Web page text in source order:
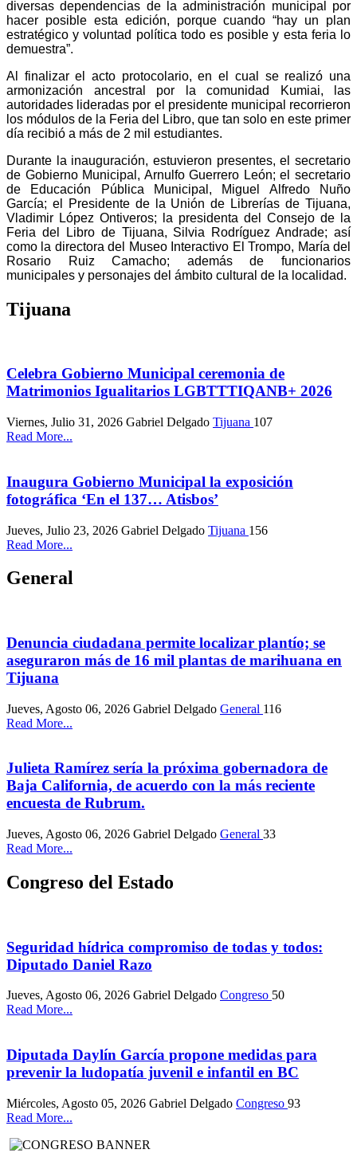
diversas dependencias de la administración municipal por
hacer posible esta edición, porque cuando “hay un plan
estratégico y voluntad política todo es posible y esta feria lo
demuestra”.
Al finalizar el acto protocolario, en el cual se realizó una
armonización ancestral por la comunidad Kumiai, las
autoridades lideradas por el presidente municipal recorrieron
los módulos de la Feria del Libro, que tan solo en este primer
día recibió a más de 2 mil estudiantes.
Durante la inauguración, estuvieron presentes, el secretario
de Gobierno Municipal, Arnulfo Guerrero León; el secretario
de Educación Pública Municipal, Miguel Alfredo Nuño
García; el Presidente de la Unión de Librerías de Tijuana,
Vladimir López Ontiveros; la presidenta del Consejo de la
Feria del Libro de Tijuana, Silvia Rodríguez Andrade; así
como la directora del Museo Interactivo El Trompo, María del
Rosario Ruiz Camacho; además de funcionarios
municipales y personajes del ámbito cultural de la localidad.
Tijuana
Celebra Gobierno Municipal ceremonia de
Matrimonios Igualitarios LGBTTTIQANB+ 2026
Viernes, Julio 31, 2026 Gabriel Delgado Tijuana 107
Read More...
Inaugura Gobierno Municipal la exposición
fotográfica ‘En el 137… Atisbos’
Jueves, Julio 23, 2026 Gabriel Delgado Tijuana 156
Read More...
General
Denuncia ciudadana permite localizar plantío; se
aseguraron más de 16 mil plantas de marihuana en
Tijuana
Jueves, Agosto 06, 2026 Gabriel Delgado General 116
Read More...
Julieta Ramírez sería la próxima gobernadora de
Baja California, de acuerdo con la más reciente
encuesta de Rubrum.
Jueves, Agosto 06, 2026 Gabriel Delgado General 33
Read More...
Congreso del Estado
Seguridad hídrica compromiso de todas y todos:
Diputado Daniel Razo
Jueves, Agosto 06, 2026 Gabriel Delgado Congreso 50
Read More...
Diputada Daylín García propone medidas para
prevenir la ludopatía juvenil e infantil en BC
Miércoles, Agosto 05, 2026 Gabriel Delgado Congreso 93
Read More...